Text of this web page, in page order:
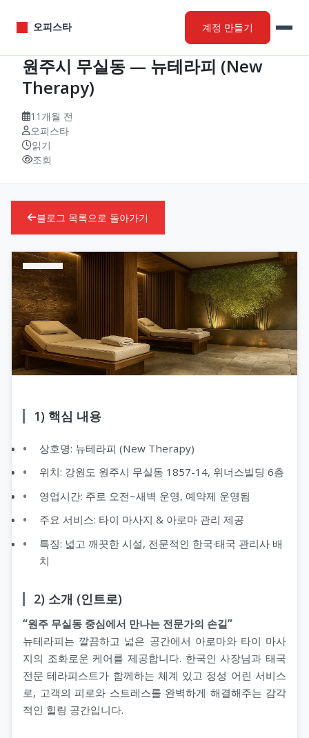
오피스타 계정 만들기
원주시 무실동 — 뉴테라피 (New
Therapy)
11개월 전
오피스타
읽기
조회
블로그 목록으로 돌아가기
1) 핵심 내용
상호명: 뉴테라피 (New Therapy)
위치: 강원도 원주시 무실동 1857-14, 위너스빌딩 6층
영업시간: 주로 오전~새벽 운영, 예약제 운영됨
주요 서비스: 타이 마사지 & 아로마 관리 제공
특징: 넓고 깨끗한 시설, 전문적인 한국·태국 관리사 배
치
2) 소개 (인트로)
“원주 무실동 중심에서 만나는 전문가의 손길”
뉴테라피는 깔끔하고 넓은 공간에서 아로마와 타이 마사
지의 조화로운 케어를 제공합니다. 한국인 사장님과 태국
전문 테라피스트가 함께하는 체계 있고 정성 어린 서비스
로, 고객의 피로와 스트레스를 완벽하게 해결해주는 감각
적인 힐링 공간입니다.